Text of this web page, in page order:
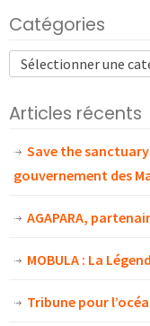
Catégories
Articles récents
Save the
gouvernement des
AGAPARA,
MOBULA : La
Tribune pour